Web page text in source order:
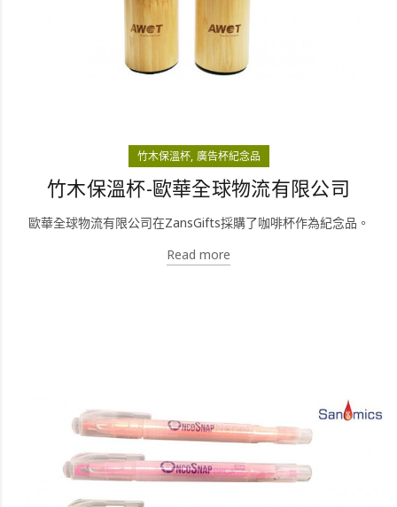
竹木保溫杯 廣告杯紀念品
竹木保溫杯-歐華全球物流有限公司
歐華全球物流有限公司在ZansGifts採購了咖啡杯作為紀念品。
Read more